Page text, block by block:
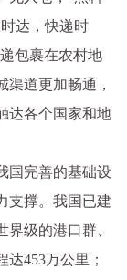
达，快递时
包裹在农村地
渠道更加畅通，
达各个国家和地
国完善的基础设
支撑。我国已建
级的港口群、
453万公里；